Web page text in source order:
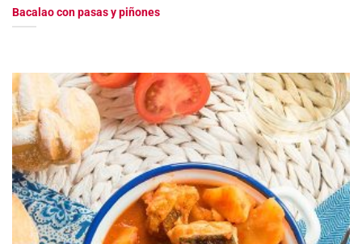
Bacalao con pasas y piñones